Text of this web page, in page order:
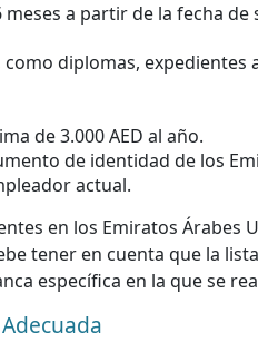
a partir de la fecha de
diplomas, expedientes
de 3.000 AED al año.
de identidad de los
actual.
en los Emiratos Árabes
tener en cuenta que la
específica en la que se